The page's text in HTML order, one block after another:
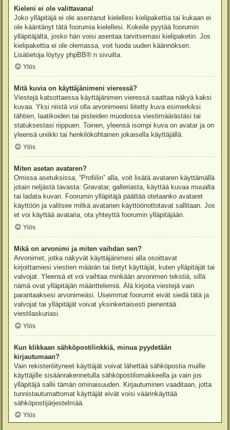
Kieleni ei ole valittavana!
Joko ylläpitäjä ei ole asentanut kielellesi kielipakettia tai kukaan ei
ole kääntänyt tätä foorumia kielellesi. Kokeile pyytää foorumin
ylläpitäjältä, josko hän voisi asentaa tarvitsemasi kielipaketin. Jos
kielipakettia ei ole olemassa, voit luoda uuden käännöksen.
Lisätietoja löytyy phpBB®:n sivuilta.
Ylös
Mitä kuvia on käyttäjänimeni vieressä?
Viestejä katsottaessa käyttäjänimen vieressä saattaa näkyä kaksi
kuvaa. Yksi niistä voi olla arvonimeesi liitetty kuva esimerkiksi
tähtien, laatikoiden tai pisteiden muodossa viestimäärästäsi tai
statuksestasi riippuen. Toinen, yleensä isompi kuva on avatar ja on
yleensä uniikki tai henkilökohtainen jokaisella käyttäjällä.
Ylös
Miten asetan avataren?
Omissa asetuksissa, “Profiilin” alla, voit lisätä avataren käyttämällä
jotain neljästä tavasta: Gravatar, galleriasta, käyttää kuvaa muualta
tai ladata kuvan. Foorumin ylläpitäjä päättää otetaanko avataret
käyttöön ja valitsee mitkä avatarien käyttöönottotavat sallitaan. Jos
et voi käyttää avataria, ota yhteyttä foorumin ylläpitäjään.
Ylös
Mikä on arvonimi ja miten vaihdan sen?
Arvonimet, jotka näkyvät käyttäjänimesi alla osoittavat
kirjoittamiesi viestien määrän tai tietyt käyttäjät, kuten ylläpitäjät tai
valvojat. Yleensä et voi vaihtaa minkään arvonimen tekstiä, sillä
nämä ovat ylläpitäjän määrittelemiä. Älä kirjoita viestejä vain
parantaaksesi arvonimeäsi. Useimmat foorumit eivät siedä tätä ja
valvojat tai ylläpitäjät voivat yksinkertaisesti pienentää
viestilaskuriasi.
Ylös
Kun klikkaan sähköpostilinkkiä, minua pyydetään
kirjautumaan?
Vain rekisteröityneet käyttäjät voivat lähettää sähköpostia muille
käyttäjille sisäänrakennetulla sähköpostilomakkeella ja vain jos
ylläpitäjä sallii tämän ominaisuuden. Kirjautuminen vaaditaan, jotta
tunnistautumattomat käyttäjät eivät voisi väärinkäyttää
sähköpostijärjestelmää.
Ylös